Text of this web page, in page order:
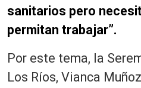
sanitarios pero
permitan trabajar”.
Por este tema, la
Los Ríos, Vianca